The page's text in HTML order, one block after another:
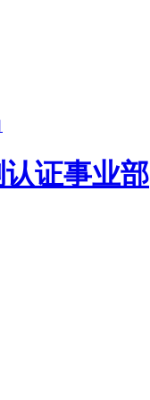
证事业部